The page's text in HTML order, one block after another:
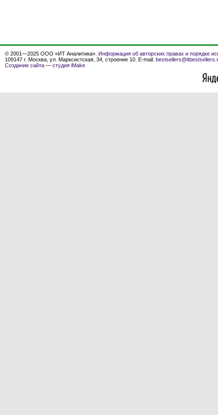
© 2001—2025 ООО «ИТ Аналитика». Информация об авторских правах и порядке
109147 г. Москва, ул. Марксистская, 34, строение 10. E-mail:
Создание сайта — студия iMake